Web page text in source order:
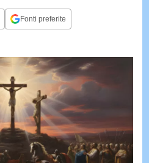
LOL
NEWS
& TV
Fonti preferite